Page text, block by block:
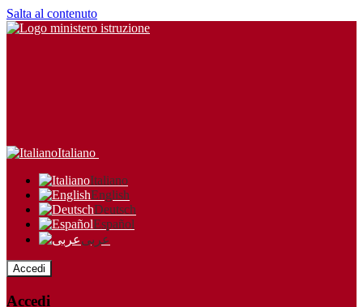
Salta al contenuto
Italiano
Italiano
English
Deutsch
Español
عربى
Accedi
Accedi